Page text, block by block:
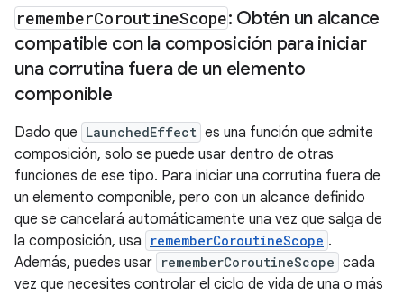
rememberCoroutineScope: Obtén un alcance
compatible con la composición para iniciar
una corrutina fuera de un elemento
componible
Dado que LaunchedEffect es una función que admite
composición, solo se puede usar dentro de otras
funciones de ese tipo. Para iniciar una corrutina fuera de
un elemento componible, pero con un alcance definido
que se cancelará automáticamente una vez que salga de
la composición, usa
rememberCoroutineScope .
Además, puedes usar rememberCoroutineScope cada
vez que necesites controlar el ciclo de vida de una o más